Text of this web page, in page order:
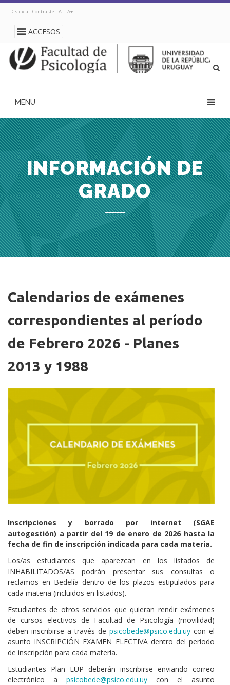
Pasar
principal
Dislexia Contraste A- A+
ACCESOS
navegación
principal
INFORMACIÓN DE
GRADO
Calendarios de exámenes
correspondientes al período
de Febrero 2026 - Planes
2013 y 1988
Imagen/Afiche
Cuerpo
Inscripciones y borrado por internet (SGAE
autogestión) a partir del 19 de enero de 2026 hasta la
fecha de fin de inscripción indicada para cada materia.
Los/as estudiantes que aparezcan en los listados de
INHABILITADOS/AS podrán presentar sus consultas o
reclamos en Bedelía dentro de los plazos estipulados para
cada materia (incluidos en listados).
Estudiantes de otros servicios que quieran rendir exámenes
de cursos electivos de Facultad de Psicología (movilidad)
deben inscribirse a través de psicobede@psico.edu.uy con el
asunto INSCRIPCIÓN EXAMEN ELECTIVA dentro del periodo
de inscripción para cada materia.
Estudiantes Plan EUP deberán inscribirse enviando correo
electrónico a psicobede@psico.edu.uy con el asunto